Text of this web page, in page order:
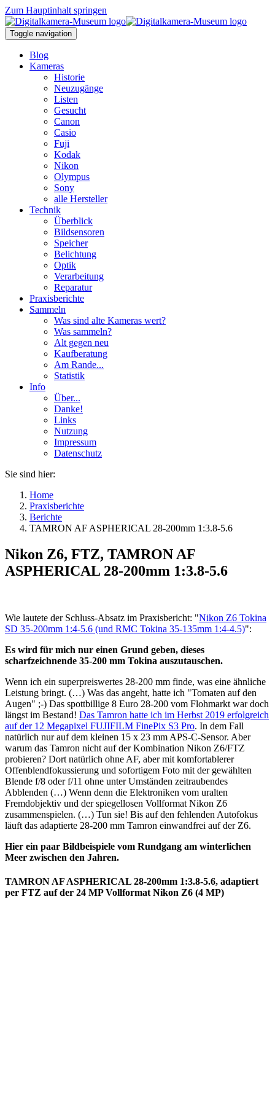
Zum Hauptinhalt springen
Toggle navigation
Blog
Kameras
Historie
Neuzugänge
Listen
Gesucht
Canon
Casio
Fuji
Kodak
Nikon
Olympus
Sony
alle Hersteller
Technik
Überblick
Bildsensoren
Speicher
Belichtung
Optik
Verarbeitung
Reparatur
Praxisberichte
Sammeln
Was sind alte Kameras wert?
Was sammeln?
Alt gegen neu
Kaufberatung
Am Rande...
Statistik
Info
Über...
Danke!
Links
Nutzung
Impressum
Datenschutz
Sie sind hier:
Home
Praxisberichte
Berichte
TAMRON AF ASPHERICAL 28-200mm 1:3.8-5.6
Nikon Z6, FTZ, TAMRON AF
ASPHERICAL 28-200mm 1:3.8-5.6
Wie lautete der Schluss-Absatz im Praxisbericht: "Nikon Z6 Tokina
SD 35-200mm 1:4-5.6 (und RMC Tokina 35-135mm 1:4-4.5)":
Es wird für mich nur einen Grund geben, dieses
scharfzeichnende 35-200 mm Tokina auszutauschen.
Wenn ich ein superpreiswertes 28-200 mm finde, was eine ähnliche
Leistung bringt. (…) Was das angeht, hatte ich "Tomaten auf den
Augen" ;-) Das spottbillige 8 Euro 28-200 vom Flohmarkt war doch
längst im Bestand! Das Tamron hatte ich im Herbst 2019 erfolgreich
auf der 12 Megapixel FUJIFILM FinePix S3 Pro. In dem Fall
natürlich nur auf dem kleinen 15 x 23 mm APS-C-Sensor. Aber
warum das Tamron nicht auf der Kombination Nikon Z6/FTZ
probieren? Dort natürlich ohne AF, aber mit komfortablerer
Offenblendfokussierung und sofortigem Foto mit der gewählten
Blende f/8 oder f/11 ohne unter Umständen zeitraubendes
Abblenden (…) Wenn denn die Elektroniken vom uralten
Fremdobjektiv und der spiegellosen Vollformat Nikon Z6
zusammenspielen. (…) Tun sie! Bis auf den fehlenden Autofokus
läuft das adaptierte 28-200 mm Tamron einwandfrei auf der Z6.
Hier ein paar Bildbeispiele vom Rundgang am winterlichen
Meer zwischen den Jahren.
TAMRON AF ASPHERICAL 28-200mm 1:3.8-5.6, adaptiert
per FTZ auf der 24 MP Vollformat Nikon Z6 (4 MP)